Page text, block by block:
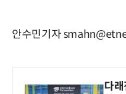
안수민기자
다